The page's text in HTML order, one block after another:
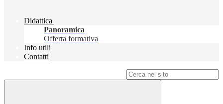
Didattica
Panoramica
Offerta formativa
Info utili
Contatti